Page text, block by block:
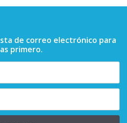
de correo electrónico para
primero.